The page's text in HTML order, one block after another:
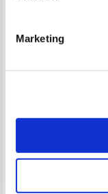
Marketing
umana si cunoasterea
Adaugă în coș